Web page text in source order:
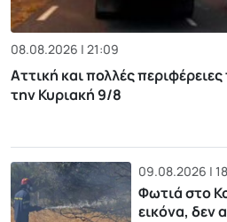
08.08.2026 | 21:09
Αττική και πολλές
την Κυριακή 9/8
09.08.2026 |
Φωτιά στο
εικόνα, δεν